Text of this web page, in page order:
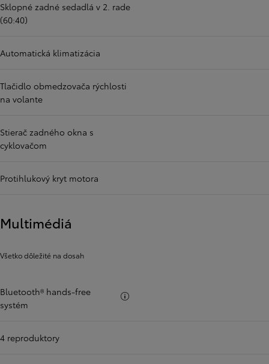
Sklopné zadné sedadlá v 2. rade
(60:40)
Automatická klimatizácia
Tlačidlo obmedzovača rýchlosti
na volante
Stierač zadného okna s
cyklovačom
Protihlukový kryt motora
Multimédiá
Všetko dôležité na dosah
Bluetooth® hands-free
systém
4 reproduktory